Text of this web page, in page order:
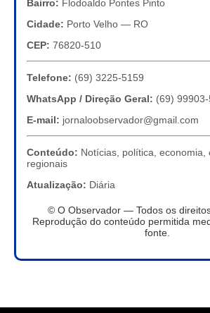
Bairro: Flodoaldo Pontes Pinto
Cidade: Porto Velho — RO
CEP: 76820-510
Telefone: (69) 3225-5159
WhatsApp / Direção Geral: (69)
E-mail: jornaloobservador@gmail.com
Conteúdo: Notícias, política, economia,
regionais
Atualização: Diária
© O Observador — Todos os
Reprodução do conteúdo permitida
fonte.